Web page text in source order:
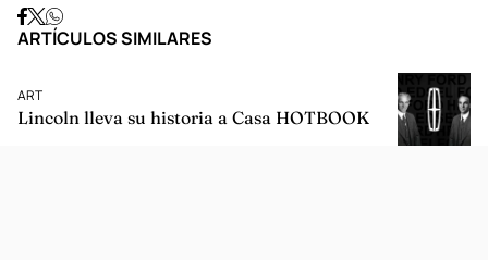
ARTÍCULOS SIMILARES
ART
Lincoln lleva su historia a Casa HOTBOOK